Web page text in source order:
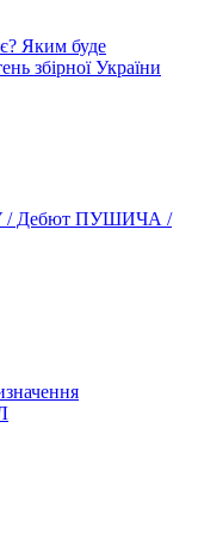
Яким буде
збірної України
/ Дебют ПУШИЧА /